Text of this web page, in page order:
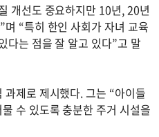
개선도 중요하지만 10년, 20년
“특히 한인 사회가 자녀 교육
다는 점을 잘 알고 있다”고 말
제로 제시했다. 그는 “아이들
수 있도록 충분한 주거 시설을